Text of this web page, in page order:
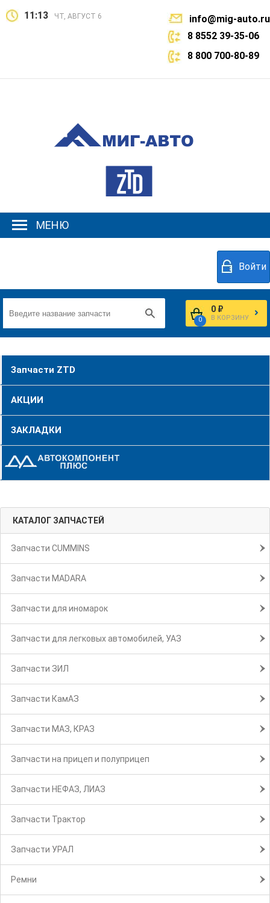
11:13 ЧТ, АВГУСТ 6
info@mig-auto.ru
8 8552 39-35-06
8 800 700-80-89
МЕНЮ
Войти
0
0 ₽
В КОРЗИНУ
Запчасти ZTD
АКЦИИ
ЗАКЛАДКИ
КАТАЛОГ ЗАПЧАСТЕЙ
Запчасти CUMMINS
Запчасти MADARA
Запчасти для иномарок
Запчасти для легковых автомобилей, УАЗ
Запчасти ЗИЛ
Запчасти КамАЗ
Запчасти МАЗ, КРАЗ
Запчасти на прицеп и полуприцеп
Запчасти НЕФАЗ, ЛИАЗ
Запчасти Трактор
Запчасти УРАЛ
Ремни